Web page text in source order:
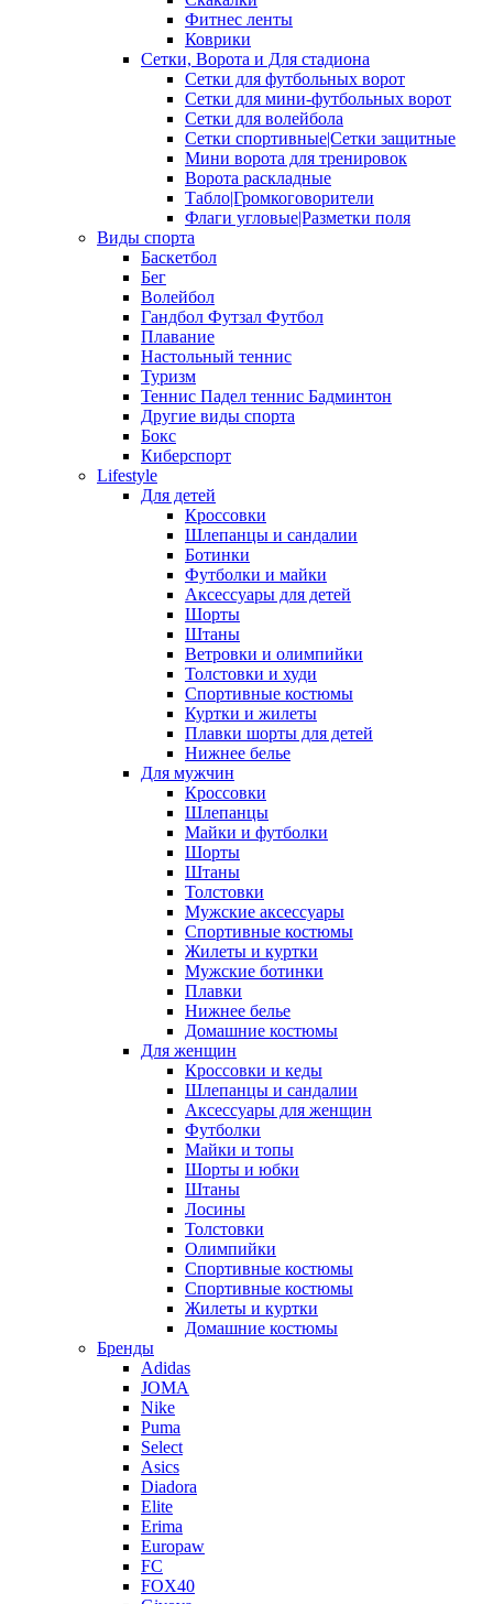
Фитнес ленты
Коврики
Сетки, Ворота и Для стадиона
Сетки для футбольных ворот
Сетки для мини-футбольных ворот
Сетки для волейбола
Сетки спортивные|Сетки защитные
Мини ворота для тренировок
Ворота раскладные
Табло|Громкоговорители
Флаги угловые|Разметки поля
Виды спорта
Баскетбол
Бег
Волейбол
Гандбол Футзал Футбол
Плавание
Настольный теннис
Туризм
Теннис Падел теннис Бадминтон
Другие виды спорта
Бокс
Киберспорт
Lifestyle
Для детей
Кроссовки
Шлепанцы и сандалии
Ботинки
Футболки и майки
Аксессуары для детей
Шорты
Штаны
Ветровки и олимпийки
Толстовки и худи
Спортивные костюмы
Куртки и жилеты
Плавки шорты для детей
Нижнее белье
Для мужчин
Кроссовки
Шлепанцы
Майки и футболки
Шорты
Штаны
Толстовки
Мужские аксессуары
Спортивные костюмы
Жилеты и куртки
Мужские ботинки
Плавки
Нижнее белье
Домашние костюмы
Для женщин
Кроссовки и кеды
Шлепанцы и сандалии
Аксессуары для женщин
Футболки
Майки и топы
Шорты и юбки
Штаны
Лосины
Толстовки
Олимпийки
Спортивные костюмы
Спортивные костюмы
Жилеты и куртки
Домашние костюмы
Бренды
Adidas
JOMA
Nike
Puma
Select
Asics
Diadora
Elite
Erima
Europaw
FC
FOX40